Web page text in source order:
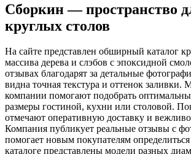
Сборкин — пространство
круглых столов
На сайте представлен обширный каталог
массива дерева и слэбов с эпоксидной
отзывах благодарят за детальные
видна точная текстура и оттенок заливки.
компании помогают подобрать
размеры гостиной, кухни или столовой.
отмечают оперативную доставку и
Компания публикует реальные отзывы с
помогает новым покупателям
каталоге представлены модели разных